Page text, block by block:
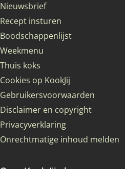
Nieuwsbrief
Recept insturen
Boodschappenlijst
Weekmenu
Thuis koks
Cookies op KookJij
Gebruikersvoorwaarden
Disclaimer en copyright
Privacyverklaring
Onrechtmatige inhoud melden